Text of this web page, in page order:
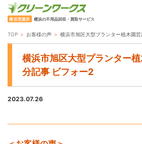
横浜営業所 横浜の不用品回収・買取サービス
TOP
TOP お客様の声 横浜市旭区大型プランター植木園
横浜市旭区大型プランター
分記事 ビフォー2
2023.07.26